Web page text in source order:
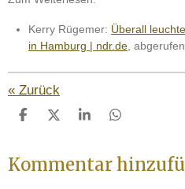
Kerry Rügemer: Überall
in Hamburg | ndr.de,
« Zurück
T
l
T
l
T
l
T
Kommentar